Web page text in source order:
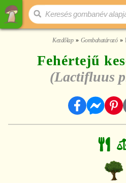
Kezdőlap Gombahatározó
Fehértejű
(Lactifluus